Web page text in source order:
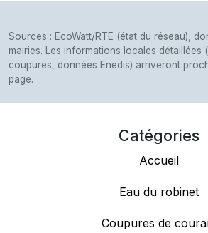
Sources : EcoWatt/RTE (état du réseau),
mairies. Les informations locales détaillées
coupures, données Enedis) arriveront
page.
Catégories
Accueil
Eau du robinet
Coupures de